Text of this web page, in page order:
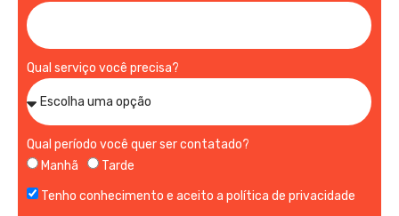
Qual serviço você precisa?
Qual período você quer ser contatado?
Manhã
Tarde
Tenho conhecimento e aceito a política de privacidade